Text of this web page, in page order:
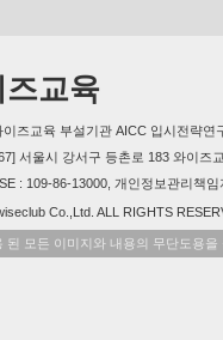
교육
즈교육 부설기관 AICC 입시전략
서울시 강서구 등촌로 183 와이즈
: 109-86-13000, 개인정보관리책
Co.,Ltd. ALL RIGHTS
된 모든 이미지와 내용의 무단도용을